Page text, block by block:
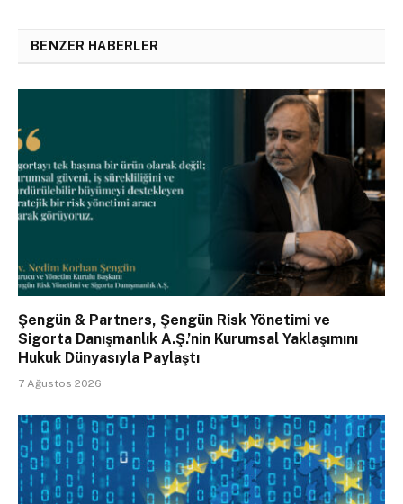
BENZER HABERLER
Şengün & Partners, Şengün Risk Yönetimi ve
Sigorta Danışmanlık A.Ş.’nin Kurumsal Yaklaşımını
Hukuk Dünyasıyla Paylaştı
7 Ağustos 2026